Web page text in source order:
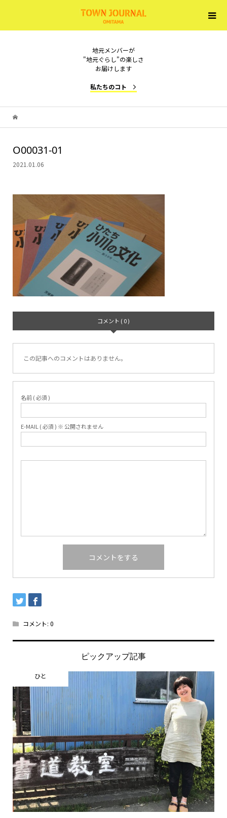
地元メンバーが
"地元ぐらし"の楽しさ
お届けします
私たちのコト
O00031-01
2021.01.06
コメント ( 0 )
この記事へのコメントはありません。
名前 ( 必須 )
E-MAIL ( 必須 ) ※ 公開されません
コメント: 0
ピックアップ記事
ひと